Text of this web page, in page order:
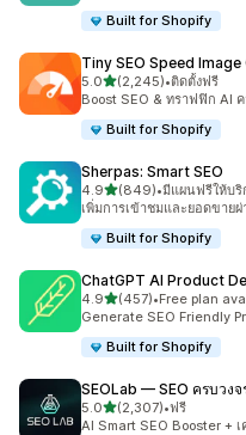
Built for Shopify
Tiny SEO Speed
5.0เต็ม 5 ดาว
(2,245)
ทั้งหมด 2245 รีวิว
•ติดตั้งฟรี
Boost SEO & ทราฟฟิก AI
Built for Shopify
Sherpas: Smart SEO
4.9เต็ม 5 ดาว
(849)
ทั้งหมด 849 รีวิว
•มีแผนฟรีให้บริ
เพิ่มการเข้าชมและยอดขาย
Built for Shopify
ChatGPT AI Product
4.9เต็ม 5 ดาว
(457)
ทั้งหมด 457 รีวิว
•Free plan
Generate SEO Friendly
Built for Shopify
SEOLab — SEO ครบวงจ
5.0เต็ม 5 ดาว
(2,307)
ทั้งหมด 2307 รีวิว
•ฟรี
AI Smart SEO Booster +